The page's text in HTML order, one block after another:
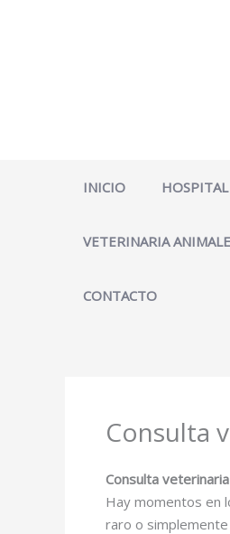
INICIO
VETERINARIA
CONTACTO
Consulta
Consulta
Hay momentos en
raro o